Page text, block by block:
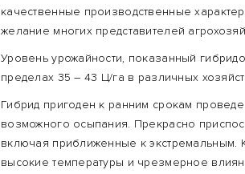
качественные производственные
желание многих представителей
Уровень урожайности, показанный
пределах 35 – 43 Ц/га в различных
Гибрид пригоден к ранним срокам
возможного осыпания. Прекрасно
включая приближенные к экстремальным.
высокие температуры и чрезмерное